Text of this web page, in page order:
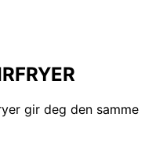
gir deg den samme